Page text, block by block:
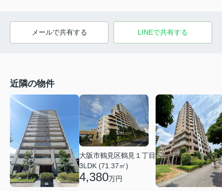
メールで共有する LINEで共有する
近隣の物件
大阪市鶴見区鶴見１丁目
3LDK (71.37㎡)
4,380万円